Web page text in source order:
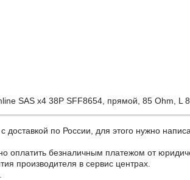
SAS x4 38P SFF8654, прямой, 85 Ohm, L
по России, для этого нужно
безналичным платежом от
производителя в сервис центрах.